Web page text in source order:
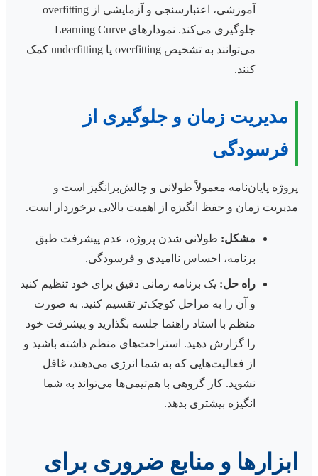
آموزشی، اعتبارسنجی و آزمایشی از overfitting
جلوگیری می‌کند. نمودارهای Learning Curve
می‌توانند به تشخیص overfitting یا underfitting کمک
کنند.
مدیریت زمان و جلوگیری از
فرسودگی
پروژه پایان‌نامه معمولاً طولانی و چالش‌برانگیز است و
مدیریت زمان و حفظ انگیزه از اهمیت بالایی برخوردار است.
مشکل: طولانی شدن پروژه، عدم پیشرفت طبق
برنامه، احساس ناامیدی و فرسودگی.
راه حل: یک برنامه زمانی دقیق برای خود تنظیم کنید
و آن را به مراحل کوچک‌تر تقسیم کنید. به صورت
منظم با استاد راهنما جلسه بگذارید و پیشرفت خود
را گزارش دهید. استراحت‌های منظم داشته باشید و
از فعالیت‌هایی که به شما انرژی می‌دهند، غافل
نشوید. کار گروهی با هم‌تیمی‌ها می‌تواند به شما
انگیزه بیشتری بدهد.
ابزارها و منابع ضروری برای